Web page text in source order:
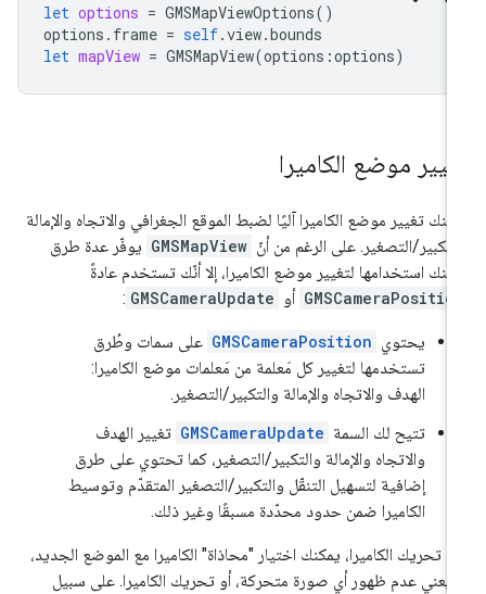
let options = GMSMapViewOptions
options.frame = self.view.bounds
let mapView = GMSMapView(options:options
موضع الكاميرا
تغيير موضع الكاميرا آليًا لضبط الموقع الجغرافي والاتجاه والإمالة
التصغير. على الرغم من أنّ GMSMapView يوفّر عدة طرق
استخدامها لتغيير موضع الكاميرا، إلا أنّك تستخدم عادةً
أو GMSCameraUpdate
:
يحتوي GMSCameraPosition على سمات وطُرق
تستخدمها لتغيير كل مَعلمة من مَعلمات موضع الكاميرا:
الهدف والاتجاه والإمالة والتكبير/التصغير.
تتيح لك السمة GMSCameraUpdate تغيير الهدف
والاتجاه والإمالة والتكبير/التصغير، كما تحتوي على طرق
إضافية لتسهيل التنقّل والتكبير/التصغير المتقدّم وتوسيط
الكاميرا ضمن حدود محدّدة مسبقًا وغير ذلك.
تحريك الكاميرا، يمكنك اختيار "محاذاة" الكاميرا مع الموضع الجديد،
يعني عدم ظهور أي صورة متحركة، أو تحريك الكاميرا. على سبيل